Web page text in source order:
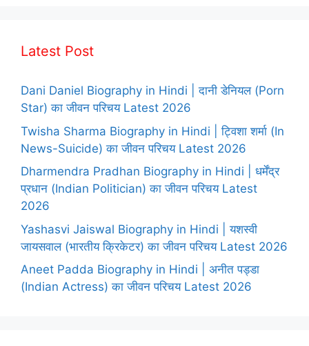
Latest Post
Dani Daniel Biography in Hindi | दानी डेनियल (Porn
Star) का जीवन परिचय Latest 2026
Twisha Sharma Biography in Hindi | ट्विशा शर्मा (In
News-Suicide) का जीवन परिचय Latest 2026
Dharmendra Pradhan Biography in Hindi | धर्मेंद्र
प्रधान (Indian Politician) का जीवन परिचय Latest
2026
Yashasvi Jaiswal Biography in Hindi | यशस्वी
जायसवाल (भारतीय क्रिकेटर) का जीवन परिचय Latest 2026
Aneet Padda Biography in Hindi | अनीत पड्डा
(Indian Actress) का जीवन परिचय Latest 2026